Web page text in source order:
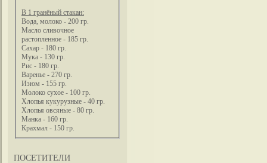
В 1 гранёный стакан:
Вода, молоко - 200 гр.
Масло сливочное
растопленное - 185 гр.
Сахар - 180 гр.
Мука - 130 гр.
Рис - 180 гр.
Варенье - 270 гр.
Изюм - 155 гр.
Молоко сухое - 100 гр.
Хлопья кукурузные - 40 гр.
Хлопья овсяные - 80 гр.
Манка - 160 гр.
Крахмал - 150 гр.
ПОСЕТИТЕЛИ